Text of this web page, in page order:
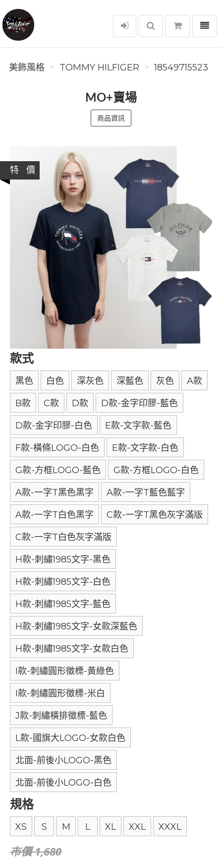
美飾風格
選單
美飾風格 TOMMY HILFIGER 18549715523
MO+賣場
商品資訊
特 價
款式
黑色 白色 深灰色 深藍色 灰色 A款
B款 C款 D款 D款-金字印膠-藍色
D款-金字印膠-白色 E款-文字款-藍色
F款-橫條LOGO-白色 E款-文字款-白色
G款-方框LOGO-藍色 G款-方框LOGO-白色
A款-一字T黑色黑字 A款-一字T藍色藍字
A款-一字T白色黑字 C款-一字T黑色灰字滿版
C款-一字T白色灰字滿版
H款-刺繡1985文字-黑色
H款-刺繡1985文字-白色
H款-刺繡1985文字-藍色
H款-刺繡1985文字-女款深藍色
H款-刺繡1985文字-女款白色
I款-刺繡圓形徵標-黃綠色
I款-刺繡圓形徵標-米白
J款-刺繡橫排徵標-藍色
L款-國旗大LOGO-女款白色
北面-前後小LOGO-黑色
北面-前後小LOGO-白色
規格
XS S M L XL XXL XXXL
市價 1,680